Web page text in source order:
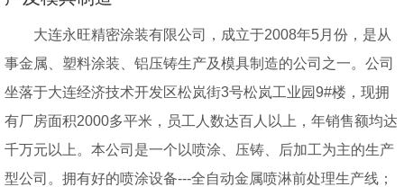
大连永旺精密涂装有限公司，成立于2008年5月份，是从
事金属、塑料涂装、铝压铸生产及模具制造的公司之一。公司
坐落于大连经济技术开发区松岚街3号松岚工业园9#楼，现拥
有厂房面积2000多平米，员工人数达百人以上，年销售额均达
千万元以上。本公司是一个以喷涂、压铸、后加工为主的生产
型公司。拥有好的喷涂设备---全自动金属喷淋前处理生产线；